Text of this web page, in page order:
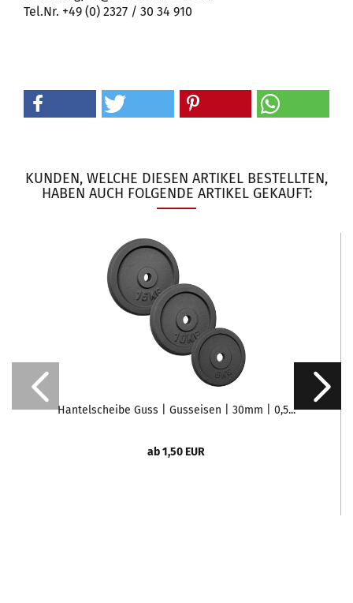
Tel.Nr. +49 (0) 2327 / 30 34 910
KUNDEN, WELCHE DIESEN ARTIKEL BESTELLTEN,
HABEN AUCH FOLGENDE ARTIKEL GEKAUFT:
Hantelscheibe Guss | Gusseisen | 30mm | 0,5...
ab 1,50 EUR